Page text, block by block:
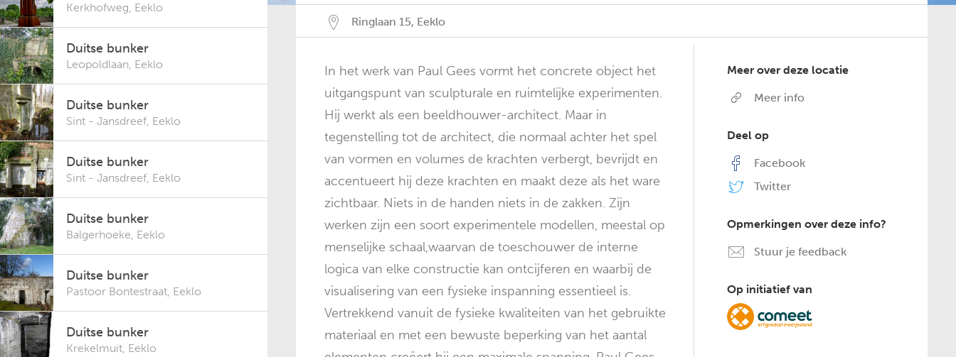
Ringlaan 15, Eeklo
In het werk van Paul Gees vormt het concrete object het
uitgangspunt van sculpturale en ruimtelijke experimenten.
Hij werkt als een beeldhouwer-architect. Maar in
tegenstelling tot de architect, die normaal achter het spel
van vormen en volumes de krachten verbergt, bevrijdt en
accentueert hij deze krachten en maakt deze als het ware
zichtbaar. Niets in de handen niets in de zakken. Zijn
werken zijn een soort experimentele modellen, meestal op
menselijke schaal,waarvan de toeschouwer de interne
logica van elke constructie kan ontcijferen en waarbij de
visualisering van een fysieke inspanning essentieel is.
Vertrekkend vanuit de fysieke kwaliteiten van het gebruikte
materiaal en met een bewuste beperking van het aantal
Meer over deze locatie
Meer info
Deel op
Facebook
Twitter
Opmerkingen over deze info?
Stuur je feedback
Op initiatief van
Kerkhofweg, Eeklo
Duitse bunker
Leopoldlaan, Eeklo
Duitse bunker
Sint - Jansdreef, Eeklo
Duitse bunker
Sint - Jansdreef, Eeklo
Duitse bunker
Balgerhoeke, Eeklo
Duitse bunker
Pastoor Bontestraat, Eeklo
Duitse bunker
Krekelmuit, Eeklo